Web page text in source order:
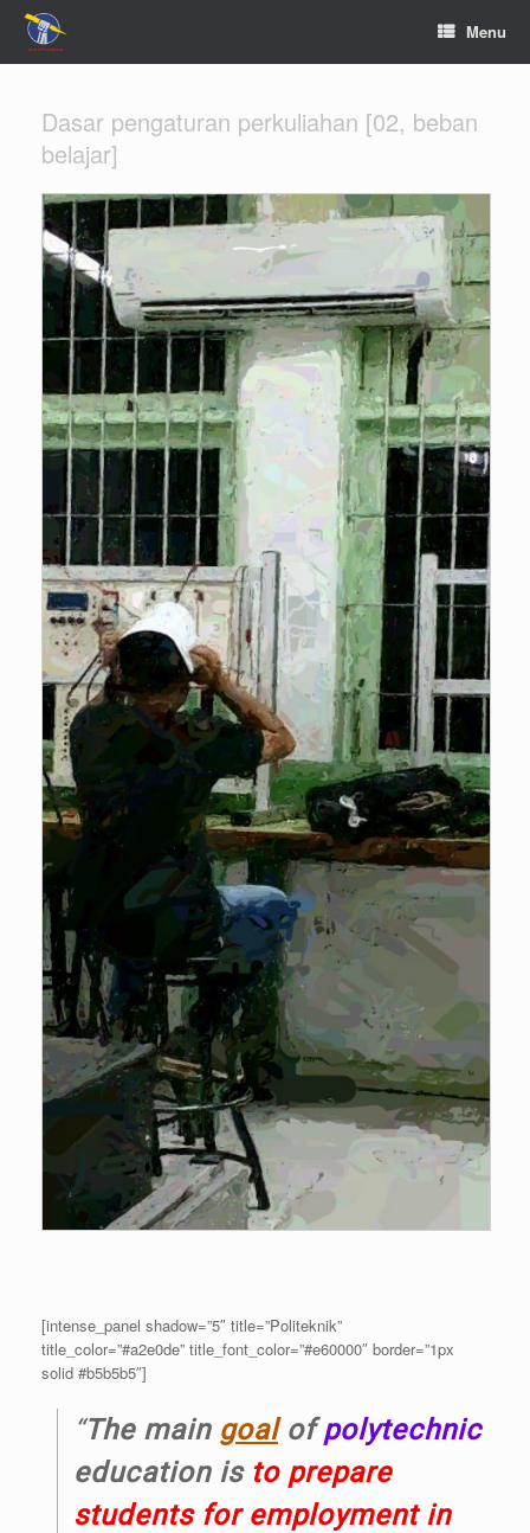
Menu
Dasar pengaturan perkuliahan [02, beban
belajar]
[intense_panel shadow=”5″ title=”Politeknik”
title_color=”#a2e0de” title_font_color=”#e60000″ border=”1px
solid #b5b5b5″]
“The main goalofpolytechnic
education is to prepare
students for employment in